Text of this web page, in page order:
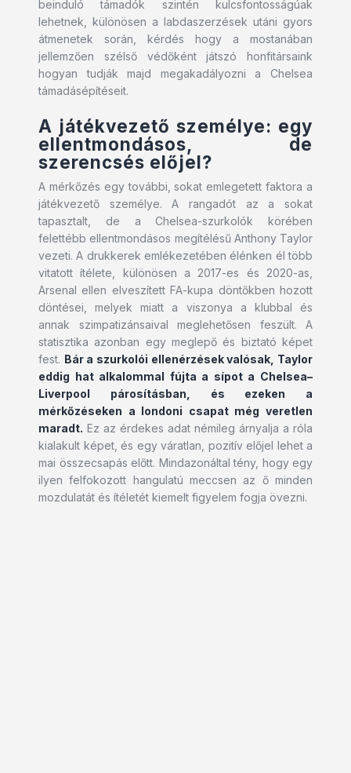
beinduló támadók szintén kulcsfontosságúak
lehetnek, különösen a labdaszerzések utáni gyors
átmenetek során, kérdés hogy a mostanában
jellemzően szélső védőként játszó honfitársaink
hogyan tudják majd megakadályozni a Chelsea
támadásépítéseit.
A játékvezető személye: egy
ellentmondásos, de
szerencsés előjel?
A mérkőzés egy további, sokat emlegetett faktora a
játékvezető személye. A rangadót az a sokat
tapasztalt, de a Chelsea-szurkolók körében
felettébb ellentmondásos megítélésű Anthony Taylor
vezeti. A drukkerek emlékezetében élénken él több
vitatott ítélete, különösen a 2017-es és 2020-as,
Arsenal ellen elveszített FA-kupa döntőkben hozott
döntései, melyek miatt a viszonya a klubbal és
annak szimpatizánsaival meglehetősen feszült. A
statisztika azonban egy meglepő és biztató képet
fest. Bár a szurkolói ellenérzések valósak, Taylor
eddig hat alkalommal fújta a sípot a Chelsea–
Liverpool párosításban, és ezeken a
mérkőzéseken a londoni csapat még veretlen
maradt. Ez az érdekes adat némileg árnyalja a róla
kialakult képet, és egy váratlan, pozitív előjel lehet a
mai összecsapás előtt. Mindazonáltal tény, hogy egy
ilyen felfokozott hangulatú meccsen az ő minden
mozdulatát és ítéletét kiemelt figyelem fogja övezni.